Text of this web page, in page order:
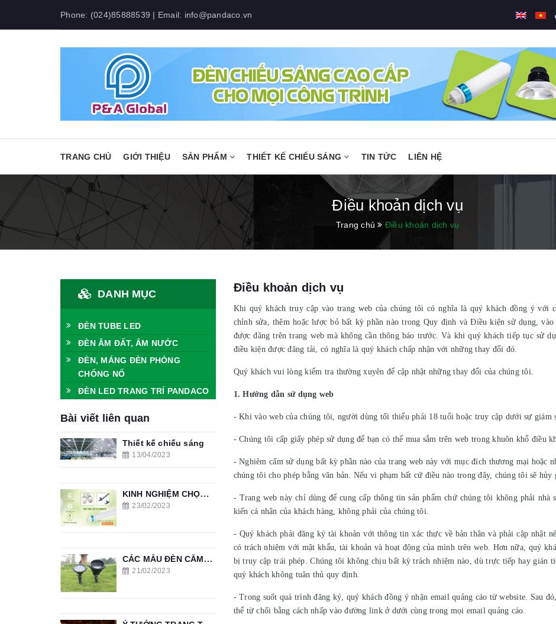
Phone: (024)85888539 | Email: info@pandaco.vn
TRANG CHỦ GIỚI THIỆU SẢN PHẨM THIẾT KẾ CHIẾU SÁNG TIN TỨC LIÊN HỆ
Điều khoản dịch vụ
Trang chủ Điều khoản dịch vụ
Điều khoản dịch vụ
Khi quý khách truy cập vào trang web của chúng tôi có nghĩa là quý khách đồng ý với
chỉnh sửa, thêm hoặc lược bỏ bất kỳ phần nào trong Quy định và Điều kiện sử dụng,
được đăng trên trang web mà không cần thông báo trước. Và khi quý khách tiếp tục sử
điều kiện được đăng tải, có nghĩa là quý khách chấp nhận với những thay đổi đó.
Quý khách vui lòng kiểm tra thường xuyên để cập nhật những thay đổi của chúng tôi.
1. Hướng dẫn sử dụng web
- Khi vào web của chúng tôi, người dùng tối thiểu phải 18 tuổi hoặc truy cập dưới sự giám
- Chúng tôi cấp giấy phép sử dụng để bạn có thể mua sắm trên web trong khuôn khổ điều
- Nghiêm cấm sử dụng bất kỳ phần nào của trang web này với mục đích thương mại hoặc
chúng tôi cho phép bằng văn bản. Nếu vi phạm bất cứ điều nào trong đây, chúng tôi sẽ
- Trang web này chỉ dùng để cung cấp thông tin sản phẩm chứ chúng tôi không phải
kiến cá nhân của khách hàng, không phải của chúng tôi.
- Quý khách phải đăng ký tài khoản với thông tin xác thực về bản thân và phải cập nhật
có trách nhiệm với mật khẩu, tài khoản và hoạt động của mình trên web. Hơn nữa, quý
bị truy cập trái phép. Chúng tôi không chịu bất kỳ trách nhiệm nào, dù trực tiếp hay gián
quý khách không tuân thủ quy định.
- Trong suốt quá trình đăng ký, quý khách đồng ý nhận email quảng cáo từ website. Sau
thể từ chối bằng cách nhấp vào đường link ở dưới cùng trong mọi email quảng cáo.
DANH MỤC
ĐÈN TUBE LED
ĐÈN ÂM ĐẤT, ÂM NƯỚC
ĐÈN, MÁNG ĐÈN PHÒNG
CHỐNG NỔ
ĐÈN LED TRANG TRÍ PANDACO
Bài viết liên quan
Thiết kế chiếu sáng
13/04/2023
KINH NGHIỆM CHỌN ĐÈN TUÝP LED PHÒNG KHÁCH
23/02/2023
CÁC MẪU ĐÈN CẮM CỎ SÂN VƯỜN
21/02/2023